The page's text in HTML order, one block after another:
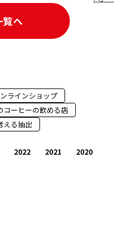
覧へ
ラインショップ
コーヒーの飲める店
える抽出
2022 2021
2020